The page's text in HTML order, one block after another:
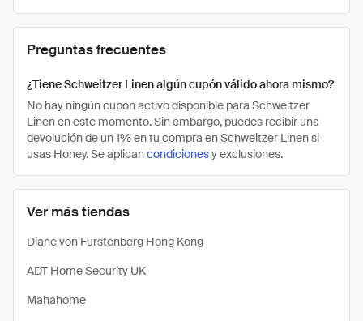
Ver más tiendas
Diane von Furstenberg Hong Kong
ADT Home Security UK
Mahahome
Preguntas frecuentes
¿Tiene Schweitzer Linen algún cupón válido ahora mismo?
No hay ningún cupón activo disponible para Schweitzer
Linen en este momento. Sin embargo, puedes recibir una
devolución de un 1% en tu compra en Schweitzer Linen si
usas Honey. Se aplicancondicionesy exclusiones.